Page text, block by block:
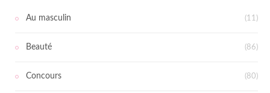
Au masculin (11)
Beauté (86)
Concours (80)